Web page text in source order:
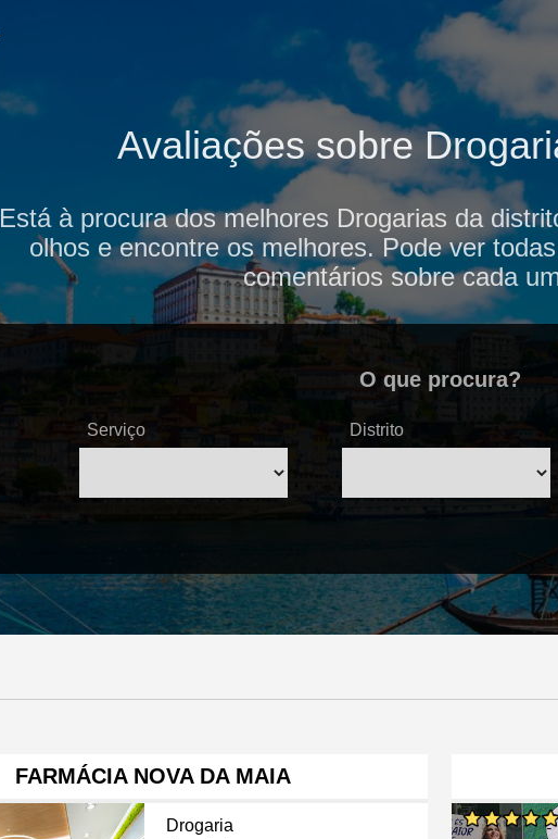
Avaliações sobre
Está à procura dos melhores Drogarias da
olhos e encontre os melhores. Pode ver
comentários sobre cada
O que procura?
Serviço Distrito
FARMÁCIA NOVA DA MAIA
Drogaria